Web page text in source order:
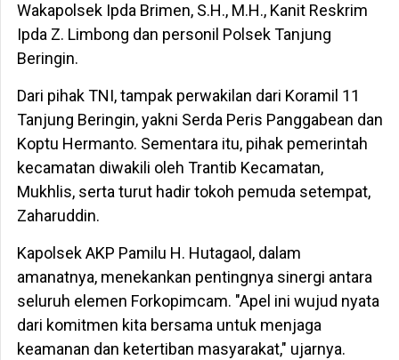
Wakapolsek Ipda Brimen, S.H., M.H., Kanit Reskrim
Ipda Z. Limbong dan personil Polsek Tanjung
Beringin.
Dari pihak TNI, tampak perwakilan dari Koramil 11
Tanjung Beringin, yakni Serda Peris Panggabean dan
Koptu Hermanto. Sementara itu, pihak pemerintah
kecamatan diwakili oleh Trantib Kecamatan,
Mukhlis, serta turut hadir tokoh pemuda setempat,
Zaharuddin.
Kapolsek AKP Pamilu H. Hutagaol, dalam
amanatnya, menekankan pentingnya sinergi antara
seluruh elemen Forkopimcam. "Apel ini wujud nyata
dari komitmen kita bersama untuk menjaga
keamanan dan ketertiban masyarakat," ujarnya.